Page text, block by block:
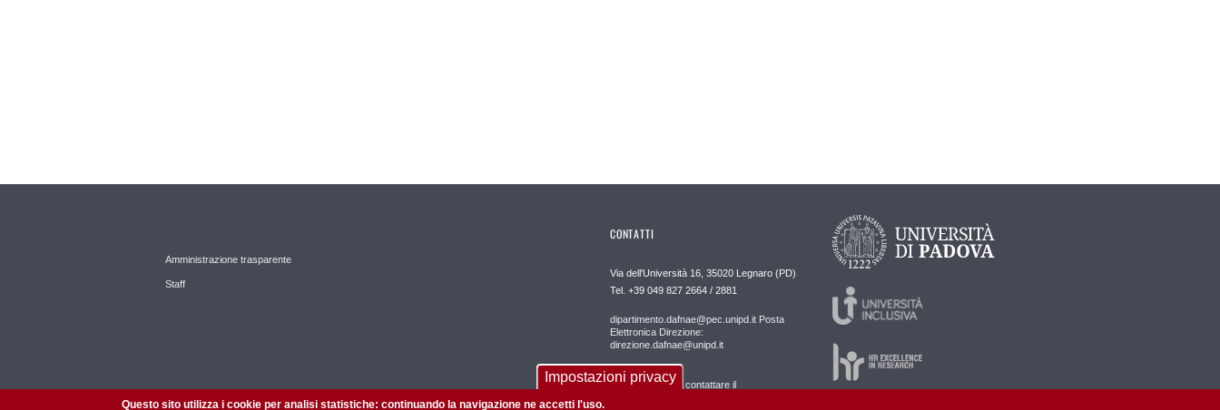
Amministrazione trasparente
Staff
CONTATTI
Via dell'Università 16, 35020 Legnaro (PD)
Tel. +39 049 827 2664 / 2881
dipartimento.dafnae@pec.unipd.it Posta
Elettronica Direzione:
direzione.dafnae@unipd.it
Per segnalazioni contattare il
Impostazioni privacy
Questo sito utilizza i cookie per analisi statistiche: continuando la navigazione ne accetti l'uso.